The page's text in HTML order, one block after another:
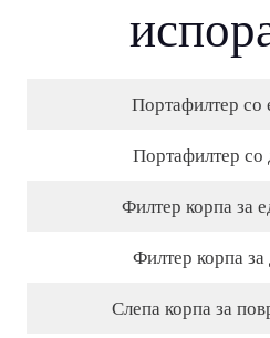
Портафилтер со
Портафилтер со
Филтер корпа за
Филтер корпа за
Слепа корпа за